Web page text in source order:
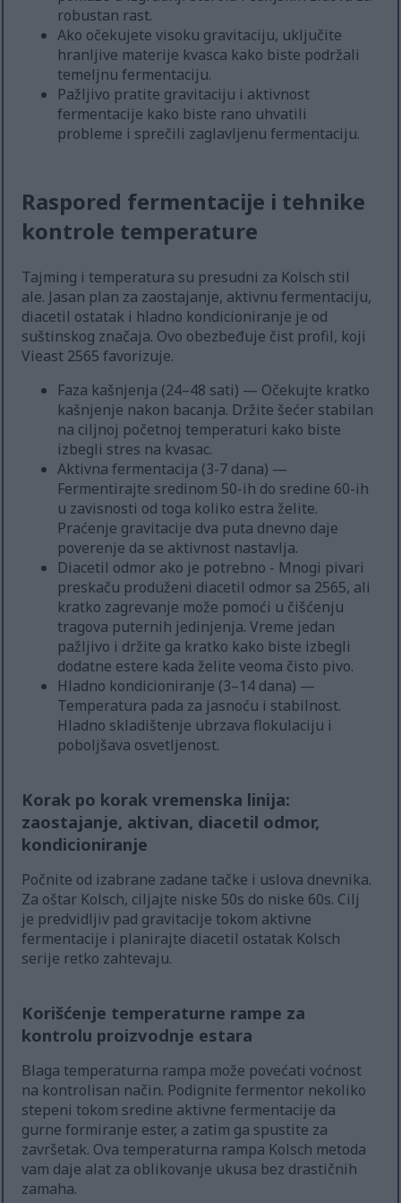
robustan rast.
Ako očekujete visoku gravitaciju, uključite
hranljive materije kvasca kako biste podržali
temeljnu fermentaciju.
Pažljivo pratite gravitaciju i aktivnost
fermentacije kako biste rano uhvatili
probleme i sprečili zaglavljenu fermentaciju.
Raspored fermentacije i tehnike
kontrole temperature
Tajming i temperatura su presudni za Kolsch stil
ale. Jasan plan za zaostajanje, aktivnu fermentaciju,
diacetil ostatak i hladno kondicioniranje je od
suštinskog značaja. Ovo obezbeđuje čist profil, koji
Vieast 2565 favorizuje.
Faza kašnjenja (24–48 sati) — Očekujte kratko
kašnjenje nakon bacanja. Držite šećer stabilan
na ciljnoj početnoj temperaturi kako biste
izbegli stres na kvasac.
Aktivna fermentacija (3-7 dana) —
Fermentirajte sredinom 50-ih do sredine 60-ih
u zavisnosti od toga koliko estra želite.
Praćenje gravitacije dva puta dnevno daje
poverenje da se aktivnost nastavlja.
Diacetil odmor ako je potrebno - Mnogi pivari
preskaču produženi diacetil odmor sa 2565, ali
kratko zagrevanje može pomoći u čišćenju
tragova puternih jedinjenja. Vreme jedan
pažljivo i držite ga kratko kako biste izbegli
dodatne estere kada želite veoma čisto pivo.
Hladno kondicioniranje (3–14 dana) —
Temperatura pada za jasnoću i stabilnost.
Hladno skladištenje ubrzava flokulaciju i
poboljšava osvetljenost.
Korak po korak vremenska linija:
zaostajanje, aktivan, diacetil odmor,
kondicioniranje
Počnite od izabrane zadane tačke i uslova dnevnika.
Za oštar Kolsch, ciljajte niske 50s do niske 60s. Cilj
je predvidljiv pad gravitacije tokom aktivne
fermentacije i planirajte diacetil ostatak Kolsch
serije retko zahtevaju.
Korišćenje temperaturne rampe za
kontrolu proizvodnje estara
Blaga temperaturna rampa može povećati voćnost
na kontrolisan način. Podignite fermentor nekoliko
stepeni tokom sredine aktivne fermentacije da
gurne formiranje ester, a zatim ga spustite za
završetak. Ova temperaturna rampa Kolsch metoda
vam daje alat za oblikovanje ukusa bez drastičnih
zamaha.